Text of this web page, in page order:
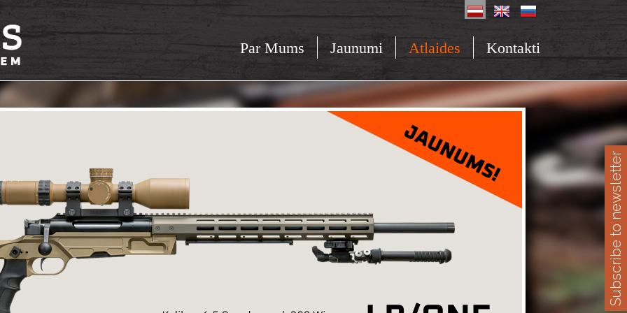
Par Mums Jaunumi Atlaides Kontakti
Subscribe to newsletter